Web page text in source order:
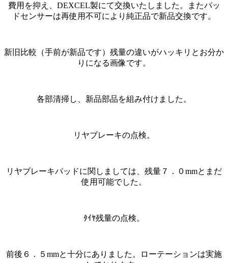
費用を抑え、DEXCEL製にて交換いたしました。またパッ
ドセンサーは再使用不可により純正品で新品交換です。
新旧比較（手前が新品です）残量の違いがハッキリとお分か
りになる画像です。
各部清掃し、新品部品を組み付けました。
リヤブレーキの点検。
リヤブレーキパッドに関しましては、残量７．０mmとまだ
使用可能でした。
ﾀｲﾔ残量の点検。
前後６．５mmと十分にありました。ローテーションは実施